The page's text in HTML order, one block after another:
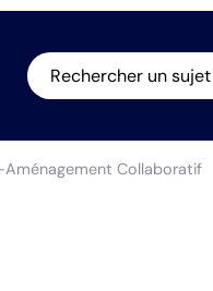
Rechercher un sujet
Aménagement Collaboratif